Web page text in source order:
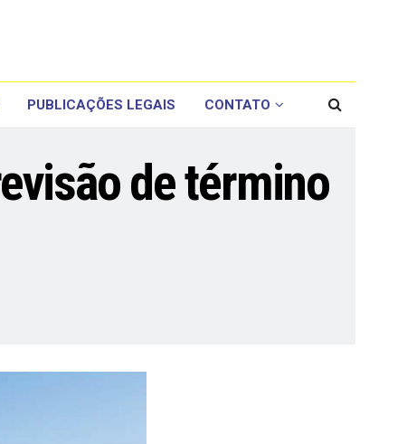
PUBLICAÇÕES LEGAIS CONTATO
de término